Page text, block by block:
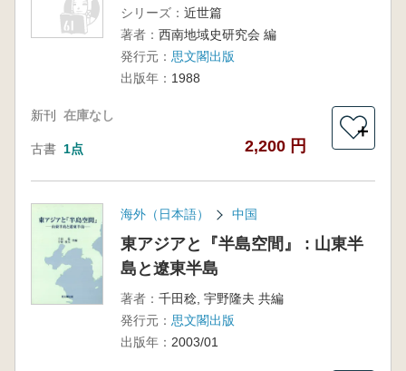
シリーズ： 近世篇
著者： 西南地域史研究会 編
発行元： 思文閣出版
出版年： 1988
新刊 在庫なし
古書 1点 2,200 円
＋
海外（日本語） 中国
東アジアと『半島空間』 : 山東半
島と遼東半島
著者： 千田稔, 宇野隆夫 共編
発行元： 思文閣出版
出版年： 2003/01